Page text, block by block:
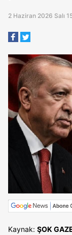
2 Haziran 2026 Salı
Kaynak: ŞOK